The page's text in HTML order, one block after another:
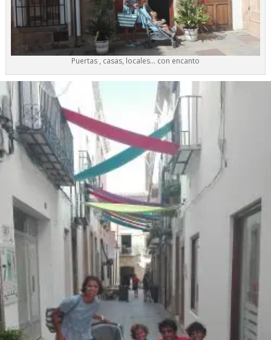
Puertas , casas, locales… con encanto